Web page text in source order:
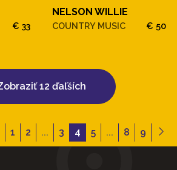
€ 33
NELSON WILLIE
COUNTRY MUSIC € 50
12 ďaľších
1 2 ... 3 4 5 ... 8 9